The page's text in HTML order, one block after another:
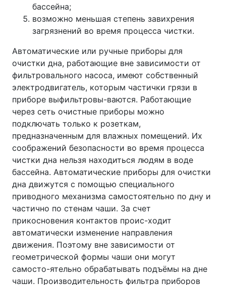
бассейна;
возможно меньшая степень завихрения
загрязнений во время процесса чистки.
Автоматические или ручные приборы для
очистки дна, работающие вне зависимости от
фильтровального насоса, имеют собственный
электродвигатель, которым частички грязи в
приборе выфильтровы-ваются. Работающие
через сеть очистные приборы можно
подключать только к розеткам,
предназначенным для влажных помещений. Их
соображений безопасности во время процесса
чистки дна нельзя находиться людям в воде
бассейна. Автоматические приборы для очистки
дна движутся с помощью специального
приводного механизма самостоятельно по дну и
частично по стенам чаши. За счет
прикосновения контактов проис-ходит
автоматически изменение направления
движения. Поэтому вне зависимости от
геометрической формы чаши они могут
самосто-ятельно обрабатывать подъёмы на дне
чаши. Производительность фильтра приборов